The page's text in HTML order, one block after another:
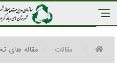
مقالات مقاله های